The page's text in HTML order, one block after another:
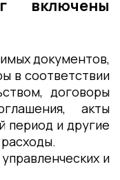
включены
документов,
в соответствии
договоры
акты
период и другие
и